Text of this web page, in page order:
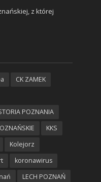
z której
CK ZAMEK
POZNANIA
KKS
Kolejorz
koronawirus
LECH POZNAŃ